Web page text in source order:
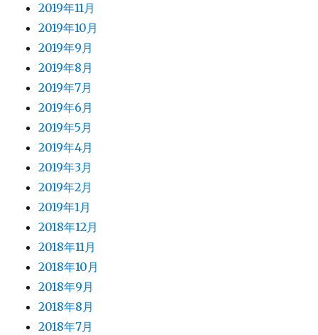
2019年11月
2019年10月
2019年9月
2019年8月
2019年7月
2019年6月
2019年5月
2019年4月
2019年3月
2019年2月
2019年1月
2018年12月
2018年11月
2018年10月
2018年9月
2018年8月
2018年7月